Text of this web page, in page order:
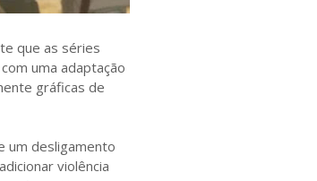
que as séries
com uma adaptação
gráficas de
um desligamento
violência